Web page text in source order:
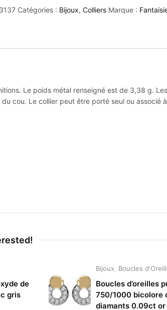
Catégories : Bijoux, Colliers Marque :
Le poids métal renseigné est de 3,38 g.
cou. Le collier peut être porté seul ou associé
de
gris
Bijoux Boucles
Boucles d’oreilles
750/1000 bicolore
diamants 0.09ct